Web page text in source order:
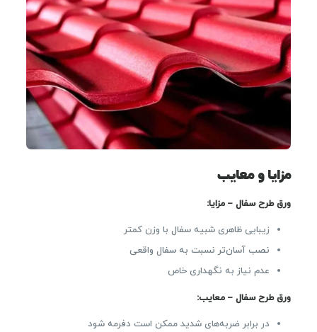
مزایا و معایب
ورق طرح سفال – مزایا:
زیبایی ظاهری شبیه سفال با وزن کمتر
نصب آسان‌تر نسبت به سفال واقعی
عدم نیاز به نگهداری خاص
ورق طرح سفال – معایب:
در برابر ضربه‌های شدید ممکن است دفرمه شود